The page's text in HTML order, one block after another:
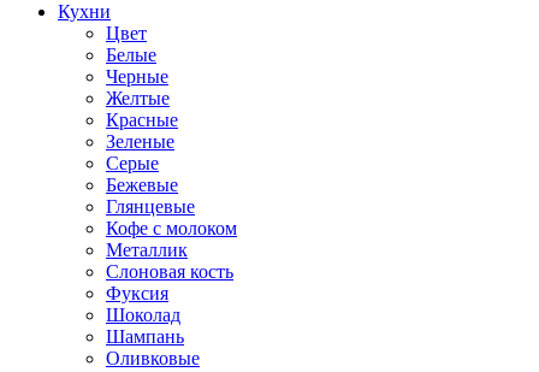
Кухни
Цвет
Белые
Черные
Желтые
Красные
Зеленые
Серые
Бежевые
Глянцевые
Кофе с молоком
Металлик
Слоновая кость
Фуксия
Шоколад
Шампань
Оливковые